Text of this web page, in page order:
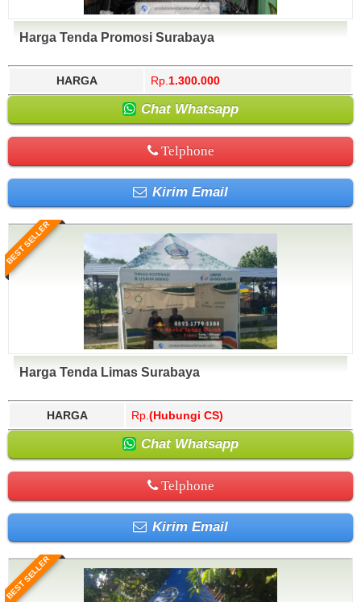
Harga Tenda Promosi Surabaya
HARGA Rp. 1.300.000
Chat Whatsapp
Telphone
Kirim Email
BEST SELLER
Harga Tenda Limas Surabaya
HARGA Rp. (Hubungi CS)
Chat Whatsapp
Telphone
Kirim Email
BEST SELLER